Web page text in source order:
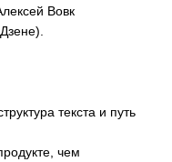
Вовк
текста и путь
чем